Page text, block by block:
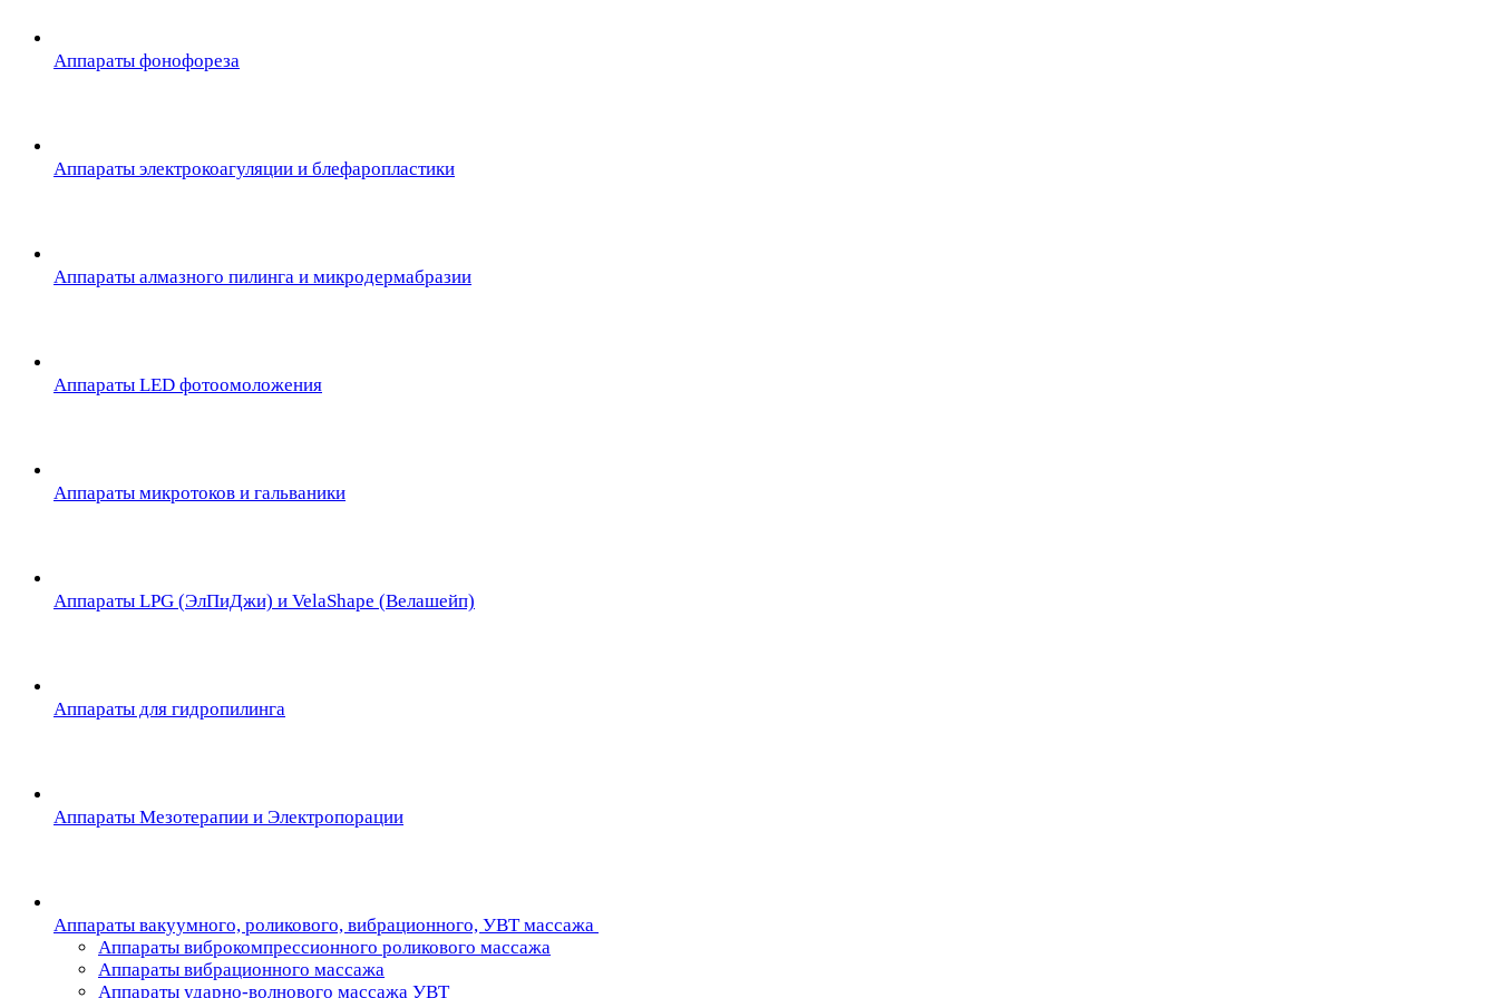
Аппараты фонофореза
Аппараты электрокоагуляции и блефаропластики
Аппараты алмазного пилинга и микродермабразии
Аппараты LED фотоомоложения
Аппараты микротоков и гальваники
Аппараты LPG (ЭлПиДжи) и VelaShape (Велашейп)
Аппараты для гидропилинга
Аппараты Мезотерапии и Электропорации
Аппараты вакуумного, роликового, вибрационного, УВТ массажа
Аппараты виброкомпрессионного роликового массажа
Аппараты вибрационного массажа
Аппараты ударно-волнового массажа УВТ